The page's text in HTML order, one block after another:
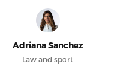
Adriana Sanchez
Law and sport